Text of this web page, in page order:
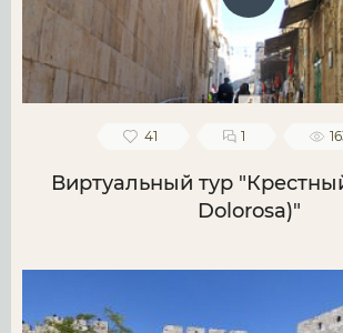
41 1
Виртуальный тур
Dolorosa)"